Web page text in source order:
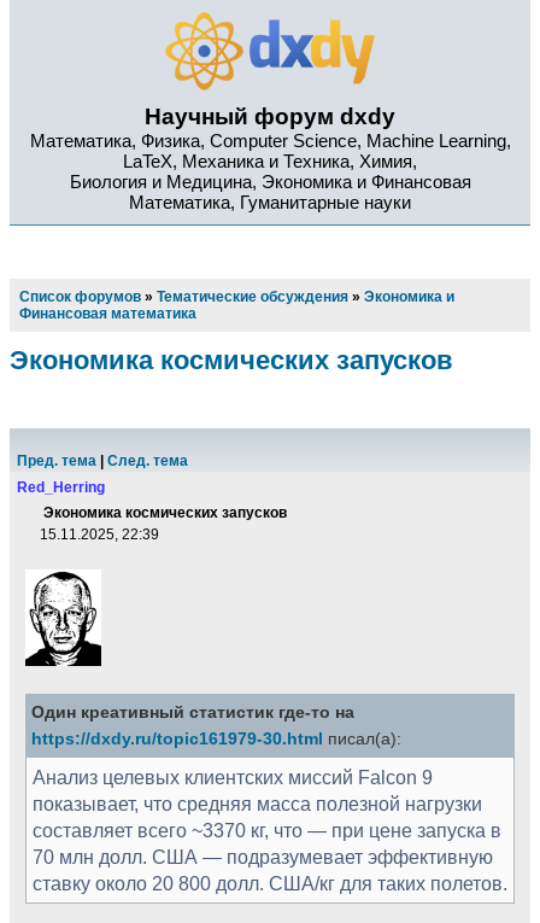
Научный форум dxdy
Математика, Физика, Computer Science, Machine Learning,
LaTeX, Механика и Техника, Химия,
Биология и Медицина, Экономика и Финансовая
Математика, Гуманитарные науки
Список форумов » Тематические обсуждения » Экономика и
Финансовая математика
Экономика космических запусков
Пред. тема
След. тема
Red_Herring
Экономика космических запусков
15.11.2025, 22:39
Один креативный статистик где-то на
https://dxdy.ru/topic161979-30.html писал(а):
Анализ целевых клиентских миссий Falcon 9
показывает, что средняя масса полезной нагрузки
составляет всего ~3370 кг, что — при цене запуска в
70 млн долл. США — подразумевает эффективную
ставку около 20 800 долл. США/кг для таких полетов.